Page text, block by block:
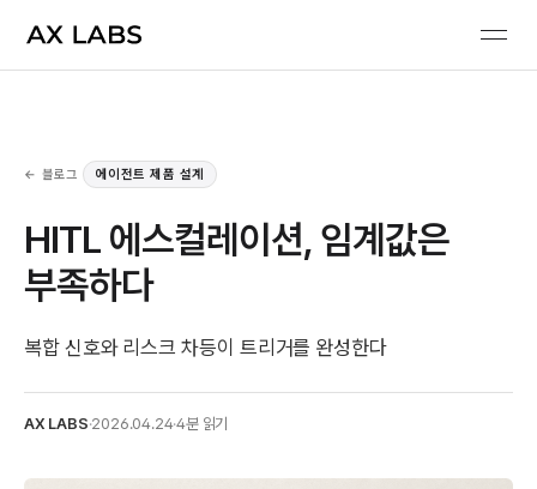
← 블로그 에이전트 제품 설계
HITL 에스컬레이션, 임계값은
부족하다
복합 신호와 리스크 차등이 트리거를 완성한다
AX LABS·2026.04.24·4분 읽기